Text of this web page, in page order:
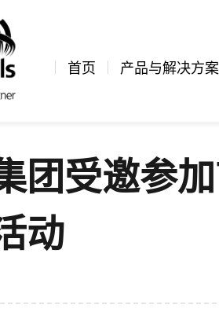
首页 产品与解决方案
文章详情
团受邀参
动